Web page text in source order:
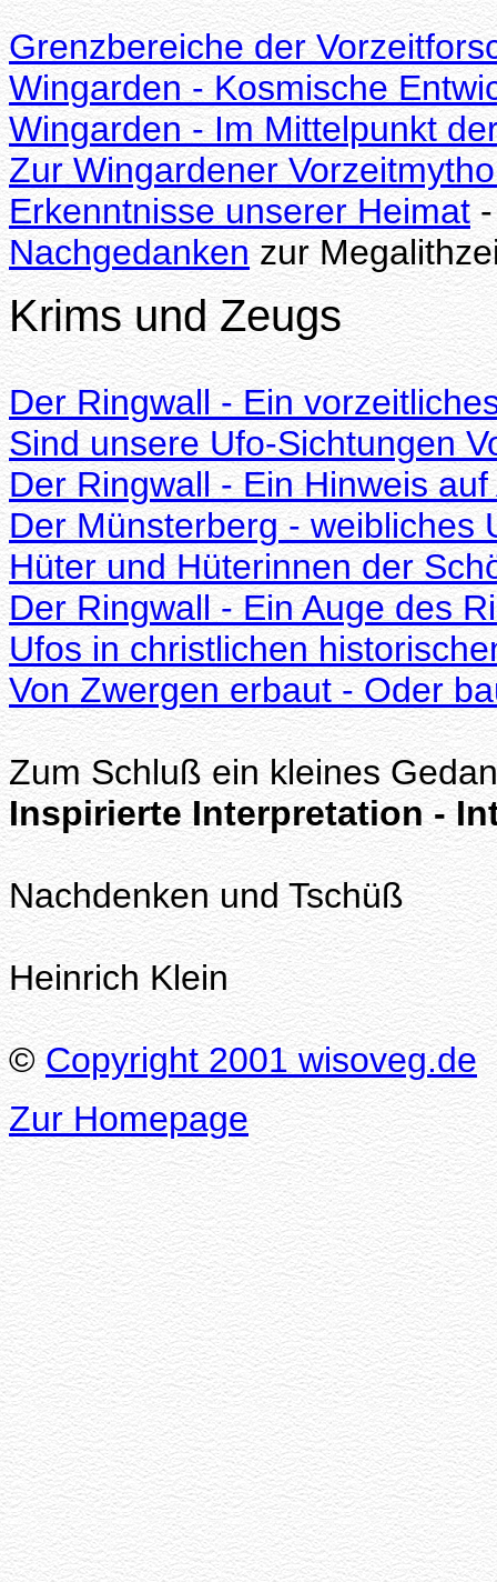
Grenzbereiche der
Wingarden - Kosmische
Wingarden - Im Mittelpunkt
Zur Wingardener
Erkenntnisse unserer Heimat
Nachgedankenzur
Krims und Zeugs
Der Ringwall - Ein
Sind unsere Ufo-Sichtungen
Der Ringwall - Ein Hinweis
Der Münsterberg - weibliches
Hüter und Hüterinnen der
Der Ringwall - Ein Auge des
Ufos in christlichen
Von Zwergen erbaut - Oder
Zum Schluß ein kleines
Inspirierte Interpretation -
Nachdenken und Tschüß
Heinrich Klein
© Copyright 2001 wisoveg.de
Zur Homepage